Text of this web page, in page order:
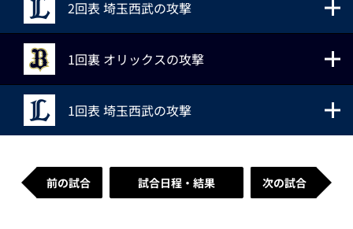
2回表 埼玉西武の攻撃
1回裏 オリックスの攻撃
1回表 埼玉西武の攻撃
前の試合 試合日程・結果 次の試合